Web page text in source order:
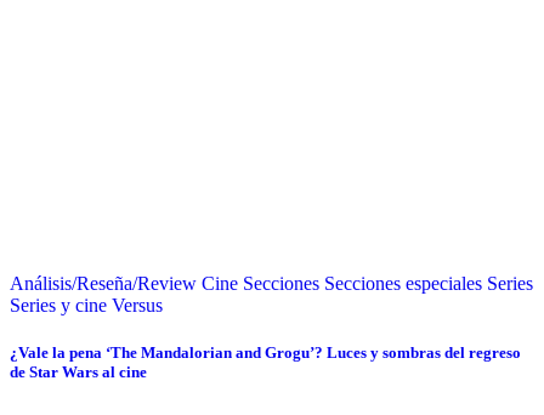
Análisis/Reseña/Review Cine Secciones Secciones especiales Series
Series y cine Versus
¿Vale la pena ‘The Mandalorian and Grogu’? Luces y sombras del regreso
de Star Wars al cine